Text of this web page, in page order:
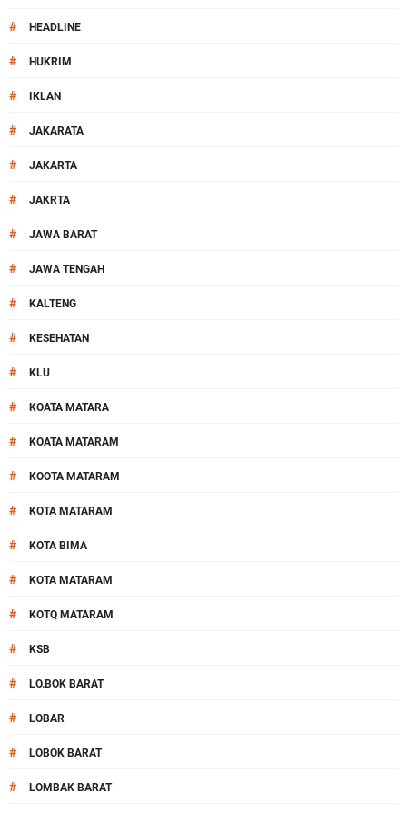
# HEADLINE
# HUKRIM
# IKLAN
# JAKARATA
# JAKARTA
# JAKRTA
# JAWA BARAT
# JAWA TENGAH
# KALTENG
# KESEHATAN
# KLU
# KOATA MATARA
# KOATA MATARAM
# KOOTA MATARAM
# KOTA MATARAM
# KOTA BIMA
# KOTA MATARAM
# KOTQ MATARAM
# KSB
# LO.BOK BARAT
# LOBAR
# LOBOK BARAT
# LOMBAK BARAT